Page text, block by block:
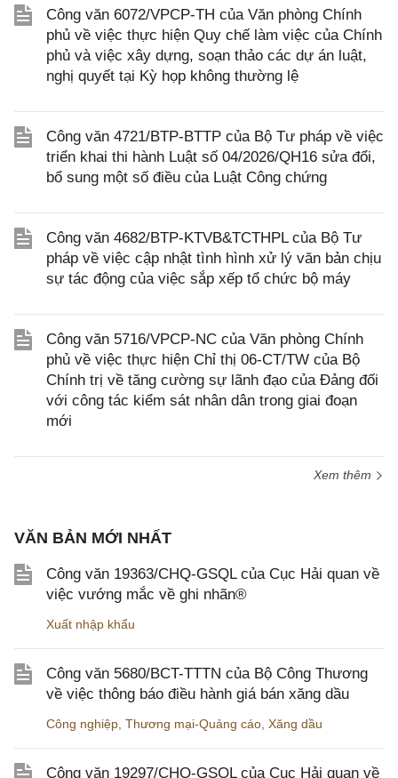
Công văn 6072/VPCP-TH của Văn phòng Chính
phủ về việc thực hiện Quy chế làm việc của Chính
phủ và việc xây dựng, soạn thảo các dự án luật,
nghị quyết tại Kỳ họp không thường lệ
Công văn 4721/BTP-BTTP của Bộ Tư pháp về việc
triển khai thi hành Luật số 04/2026/QH16 sửa đổi,
bổ sung một số điều của Luật Công chứng
Công văn 4682/BTP-KTVB&TCTHPL của Bộ Tư
pháp về việc cập nhật tình hình xử lý văn bản chịu
sự tác động của việc sắp xếp tổ chức bộ máy
Công văn 5716/VPCP-NC của Văn phòng Chính
phủ về việc thực hiện Chỉ thị 06-CT/TW của Bộ
Chính trị về tăng cường sự lãnh đạo của Đảng đối
với công tác kiểm sát nhân dân trong giai đoạn
mới
Xem thêm
VĂN BẢN MỚI NHẤT
Công văn 19363/CHQ-GSQL của Cục Hải quan về
việc vướng mắc về ghi nhãn®
Xuất nhập khẩu
Công văn 5680/BCT-TTTN của Bộ Công Thương
về việc thông báo điều hành giá bán xăng dầu
Công nghiệp Thương mại-Quảng cáo Xăng dầu
Công văn 19297/CHQ-GSQL của Cục Hải quan về